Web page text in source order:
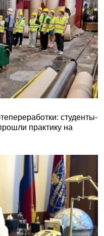
студенты-
практику на